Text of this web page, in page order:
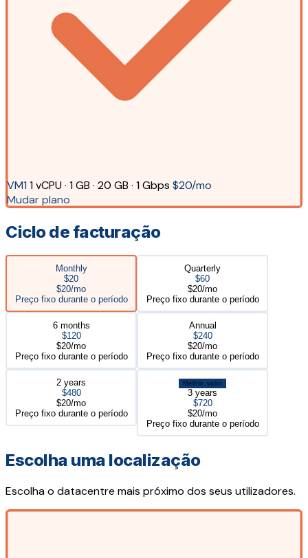
VM1 1 vCPU · 1 GB · 20 GB · 1 Gbps $20/mo
Mudar plano
Ciclo de facturação
Monthly
$20
$20/mo
Preço fixo durante o período
Quarterly
$60
$20/mo
Preço fixo durante o período
6 months
$120
$20/mo
Preço fixo durante o período
Annual
$240
$20/mo
Preço fixo durante o período
2 years
$480
$20/mo
Preço fixo durante o período
Melhor valor
3 years
$720
$20/mo
Preço fixo durante o período
Escolha uma localização
Escolha o datacentre mais próximo dos seus utilizadores.